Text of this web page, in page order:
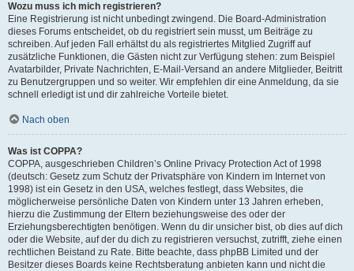
Wozu muss ich mich registrieren?
Eine Registrierung ist nicht unbedingt zwingend. Die Board-Administration
dieses Forums entscheidet, ob du registriert sein musst, um Beiträge zu
schreiben. Auf jeden Fall erhältst du als registriertes Mitglied Zugriff auf
zusätzliche Funktionen, die Gästen nicht zur Verfügung stehen: zum Beispiel
Avatarbilder, Private Nachrichten, E-Mail-Versand an andere Mitglieder, Beitritt
zu Benutzergruppen und so weiter. Wir empfehlen dir eine Anmeldung, da sie
schnell erledigt ist und dir zahlreiche Vorteile bietet.
Nach oben
Was ist COPPA?
COPPA, ausgeschrieben Children’s Online Privacy Protection Act of 1998
(deutsch: Gesetz zum Schutz der Privatsphäre von Kindern im Internet von
1998) ist ein Gesetz in den USA, welches festlegt, dass Websites, die
möglicherweise persönliche Daten von Kindern unter 13 Jahren erheben,
hierzu die Zustimmung der Eltern beziehungsweise des oder der
Erziehungsberechtigten benötigen. Wenn du dir unsicher bist, ob dies auf dich
oder die Website, auf der du dich zu registrieren versuchst, zutrifft, ziehe einen
rechtlichen Beistand zu Rate. Bitte beachte, dass phpBB Limited und der
Besitzer dieses Boards keine Rechtsberatung anbieten kann und nicht die